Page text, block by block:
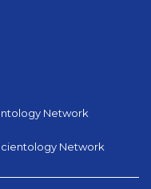
Network
Network